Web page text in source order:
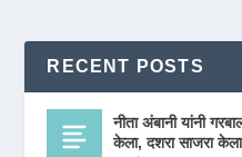
RECENT POSTS
नीता अंबानी यांनी
केला, दशरा साजरा केला